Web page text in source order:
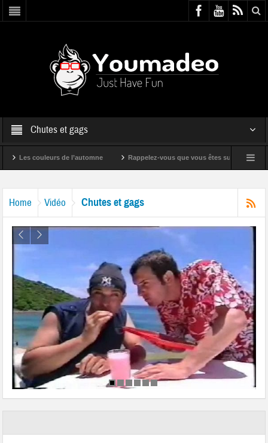
Chutes et gags
couleurs de l’automne Rappelez-vous que vous êtes super !
Home Vidéo Chutes et gags